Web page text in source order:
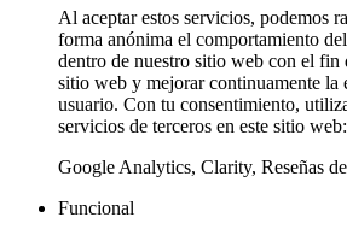
Al aceptar estos servicios, podemos
forma anónima el comportamiento
dentro de nuestro sitio web con el fin
sitio web y mejorar continuamente la
usuario. Con tu consentimiento,
servicios de terceros en este sitio web:
Google Analytics, Clarity, Reseñas
Funcional